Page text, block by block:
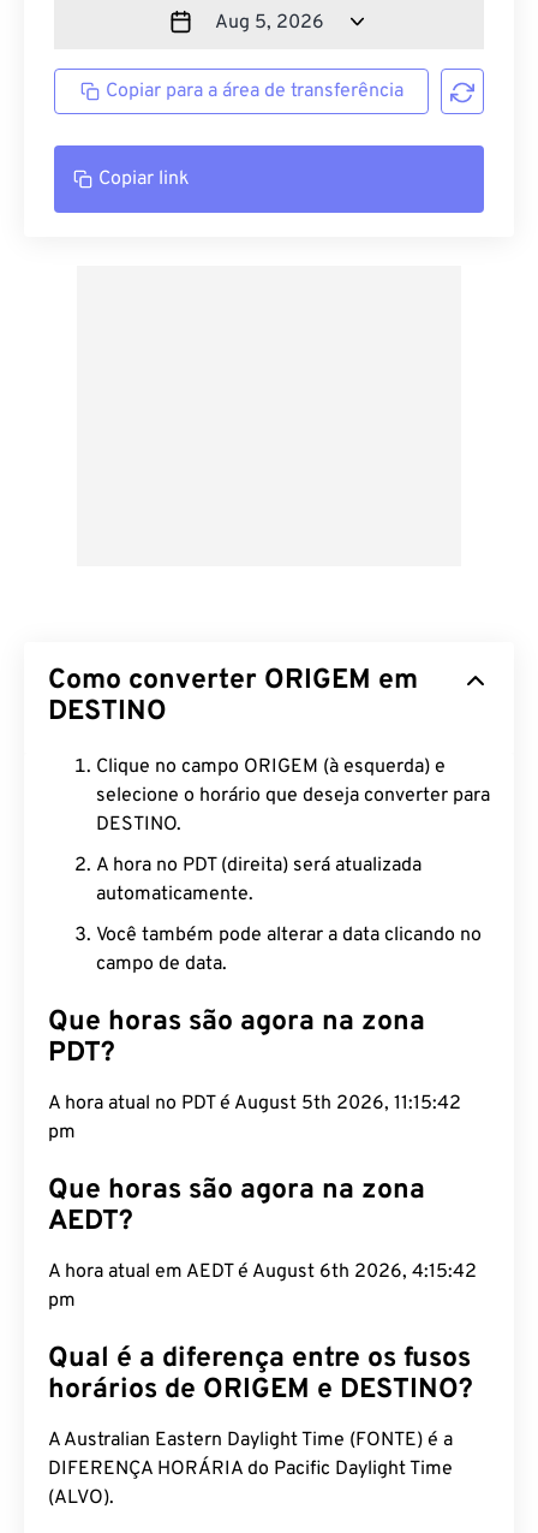
Copiar para a área de transferência
Copiar link
Como converter ORIGEM em
DESTINO
Clique no campo ORIGEM (à esquerda) e
selecione o horário que deseja converter para
DESTINO.
A hora no PDT (direita) será atualizada
automaticamente.
Você também pode alterar a data clicando no
campo de data.
Que horas são agora na zona
PDT?
A hora atual no PDT é August 5th 2026, 11:15:43
pm
Que horas são agora na zona
AEDT?
A hora atual em AEDT é August 6th 2026, 4:15:43
pm
Qual é a diferença entre os fusos
horários de ORIGEM e DESTINO?
A Australian Eastern Daylight Time (FONTE) é a
DIFERENÇA HORÁRIA do Pacific Daylight Time
(ALVO).